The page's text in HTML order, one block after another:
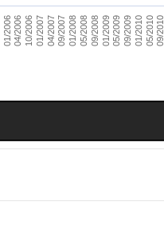
01/200604/200610/200601/200704/200709/200701/200805/200809/200801/200905/200909/200901/201005/201009/